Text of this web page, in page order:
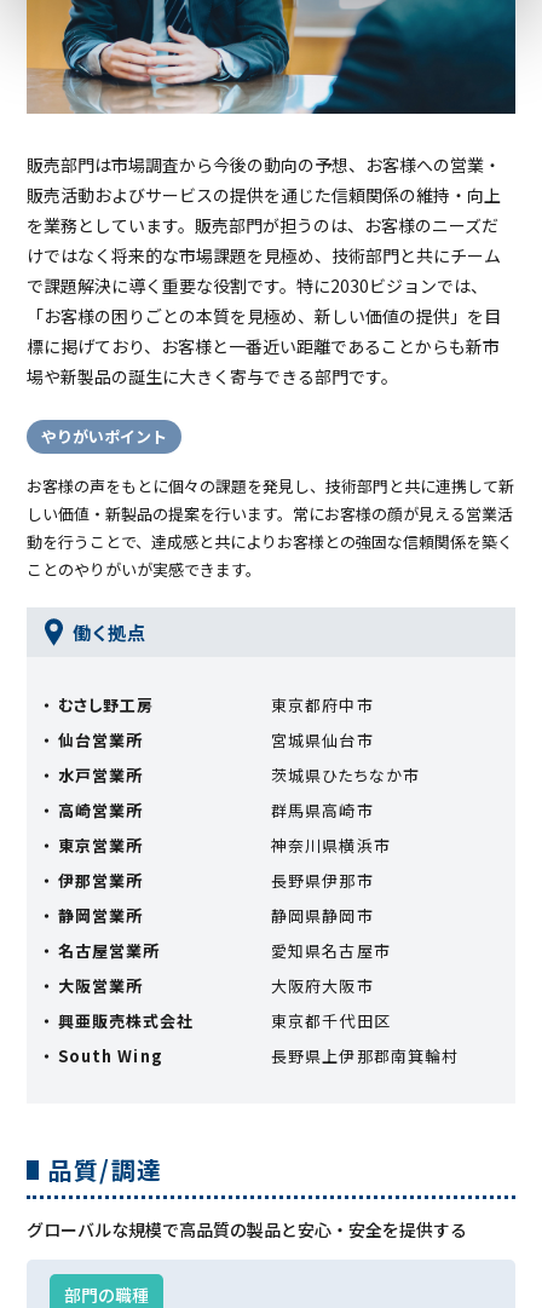
販売部門は市場調査から今後の動向の予想、お客様への営業・
販売活動およびサービスの提供を通じた信頼関係の維持・向上
を業務としています。販売部門が担うのは、お客様のニーズだ
けではなく将来的な市場課題を見極め、技術部門と共にチーム
で課題解決に導く重要な役割です。特に2030ビジョンでは、
「お客様の困りごとの本質を見極め、新しい価値の提供」を目
標に掲げており、お客様と一番近い距離であることからも新市
場や新製品の誕生に大きく寄与できる部門です。
やりがいポイント
お客様の声をもとに個々の課題を発見し、技術部門と共に連携して新
しい価値・新製品の提案を行います。常にお客様の顔が見える営業活
動を行うことで、達成感と共によりお客様との強固な信頼関係を築く
ことのやりがいが実感できます。
働く拠点
・ むさし野⼯房
東京都府中市
・ 仙台営業所
宮城県仙台市
・ ⽔⼾営業所
茨城県ひたちなか市
・ ⾼崎営業所
群⾺県⾼崎市
・ 東京営業所
神奈川県横浜市
・ 伊那営業所
⻑野県伊那市
・ 静岡営業所
静岡県静岡市
・ 名古屋営業所
愛知県名古屋市
・ 大阪営業所
大阪府大阪市
・ 興亜販売株式会社
東京都千代田区
・ South Wing
長野県上伊那郡南箕輪村
品質/調達
グローバルな規模で高品質の製品と安心・安全を提供する
部⾨の職種